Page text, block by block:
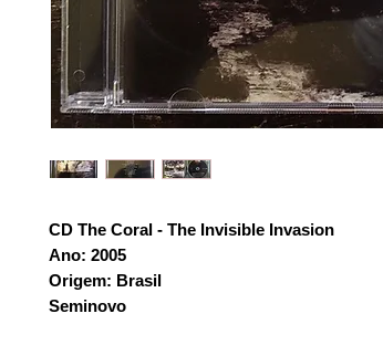
CD The Coral - The Invisible Invasion
Ano: 2005
Origem: Brasil
Seminovo